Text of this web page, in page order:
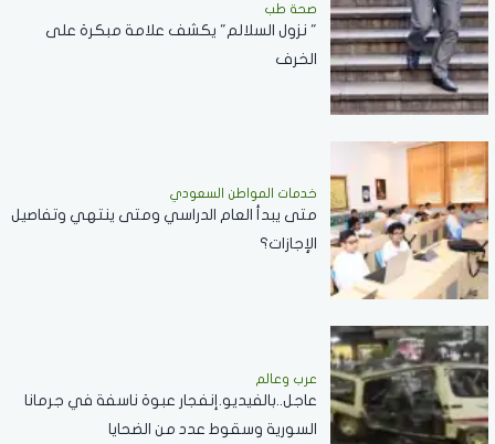
صحة طب
" نزول السلالم" يكشف علامة مبكرة على
الخرف
خدمات المواطن السعودي
‏متى يبدأ العام الدراسي ومتى ينتهي وتفاصيل
الإجازات؟
عرب وعالم
عاجل..بالفيديو.إنفجار عبوة ناسفة في جرمانا
السورية وسقوط عدد من الضحايا